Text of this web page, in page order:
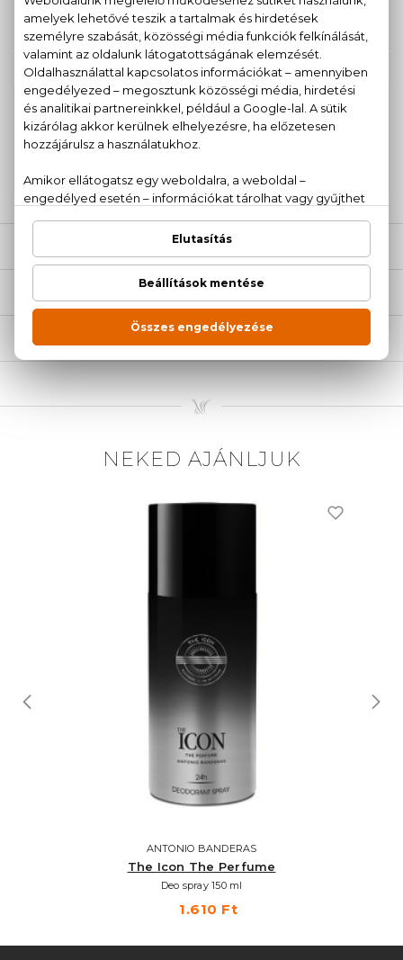
KAPCSOLÓDÓ TERMÉKEK
100% eredeti termékek,14 napos visszaküldési
garanciával
Kérdésed van, elakadtál? Hívd ügyfélszolgálatunkat:
NEKED AJÁNLJUK
ANTONIO BANDERAS
The Icon The Perfume
Deo spray 150 ml
1.610 Ft